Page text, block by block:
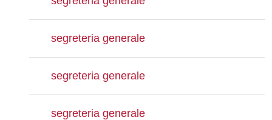
segreteria generale
segreteria generale
segreteria generale